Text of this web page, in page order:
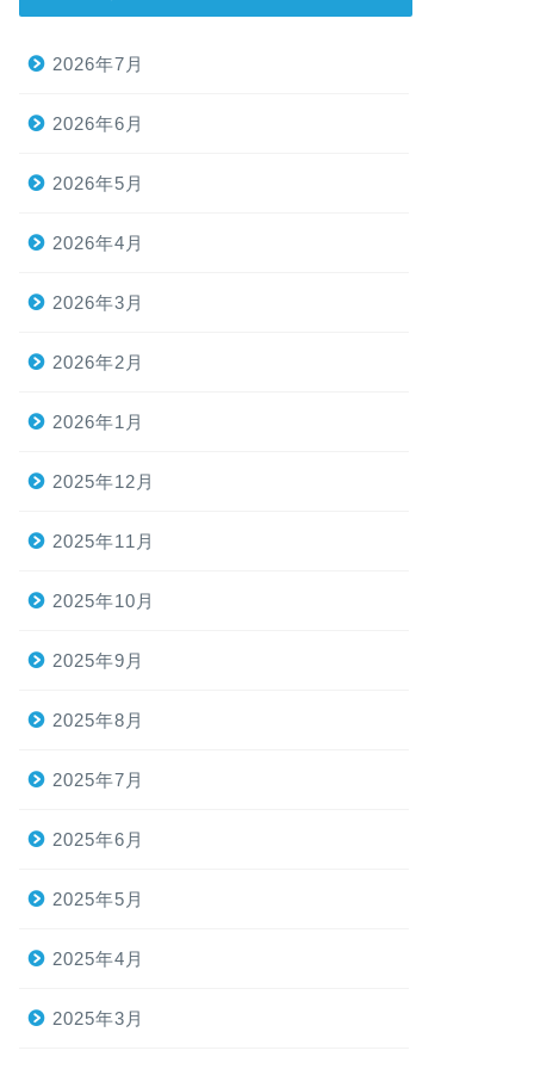
2026年7月
2026年6月
2026年5月
2026年4月
2026年3月
2026年2月
2026年1月
2025年12月
2025年11月
2025年10月
2025年9月
2025年8月
2025年7月
2025年6月
2025年5月
2025年4月
2025年3月